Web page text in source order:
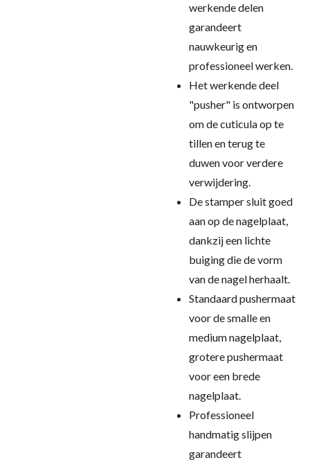
werkende delen
garandeert
nauwkeurig en
professioneel werken.
Het werkende deel
"pusher" is ontworpen
om de cuticula op te
tillen en terug te
duwen voor verdere
verwijdering.
De stamper sluit goed
aan op de nagelplaat,
dankzij een lichte
buiging die de vorm
van de nagel herhaalt.
Standaard pushermaat
voor de smalle en
medium nagelplaat,
grotere pushermaat
voor een brede
nagelplaat.
Professioneel
handmatig slijpen
garandeert